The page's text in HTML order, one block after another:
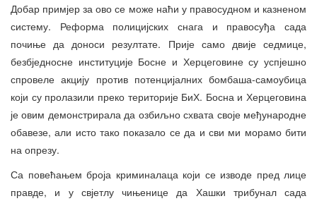
Добар примјер за ово се може наћи у правосудном и казненом
систему. Реформа полицијских снага и правосуђа сада
почиње да доноси резултате. Прије само двије седмице,
безбједносне институције Босне и Херцеговине су успјешно
спровеле акцију против потенцијалних бомбаша-самоубица
који су пролазили преко територије БиХ. Босна и Херцеговина
је овим демонстрирала да озбиљно схвата своје међународне
обавезе, али исто тако показало се да и сви ми морамо бити
на опрезу.
Са повећањем броја криминалаца који се изводе пред лице
правде, и у свјетлу чињенице да Хашки трибунал сада